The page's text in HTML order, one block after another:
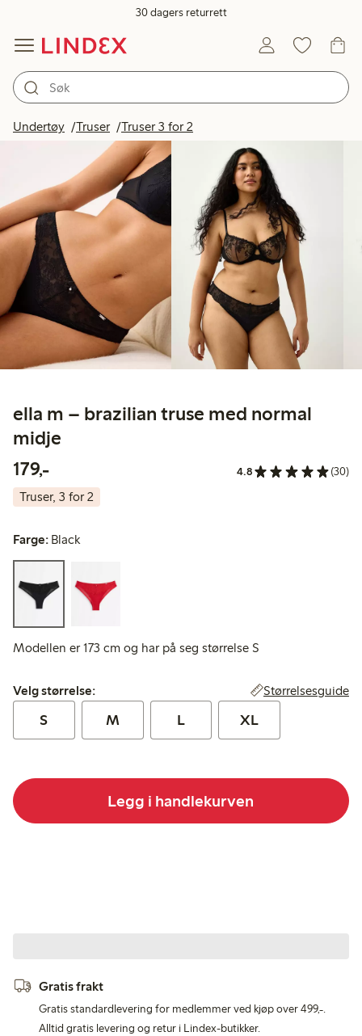
30 dagers returrett
Undertøy Truser Truser 3 for 2
ella m – brazilian truse med normal
midje
179,-179,00 kr 4.8 (30)
Truser, 3 for 2
Farge: Black
Modellen er 173 cm og har på seg størrelse S
Velg størrelse:
Velg størrelse: Størrelsesguide
S M L XL
Legg i handlekurven
Gratis frakt
Gratis standardlevering for medlemmer ved kjøp over 499,-.
Alltid gratis levering og retur i Lindex-butikker.